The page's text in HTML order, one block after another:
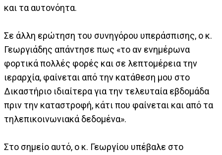
και τα αυτονόητα.
Σε άλλη ερώτηση του συνηγόρου υπεράσπισης, ο κ.
Γεωργιάδης απάντησε πως «το αν ενημέρωνα
φορτικά πολλές φορές και σε λεπτομέρεια την
ιεραρχία, φαίνεται από την κατάθεση μου στο
Δικαστήριο ιδιαίτερα για την τελευταία εβδομάδα
πριν την καταστροφή, κάτι που φαίνεται και από τα
τηλεπικοινωνιακά δεδομένα».
Στο σημείο αυτό, ο κ. Γεωργίου υπέβαλε στο